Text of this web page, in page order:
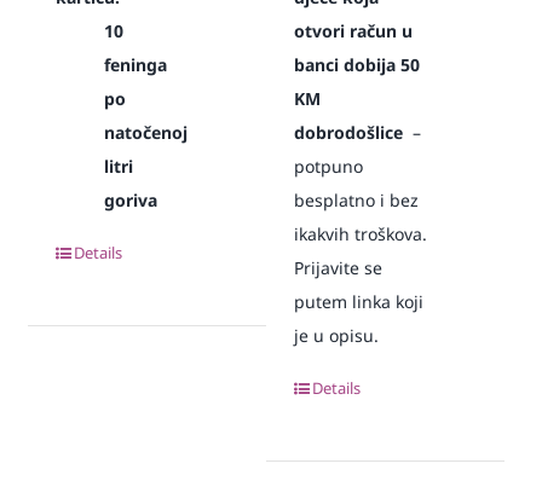
10
feninga
po
natočenoj
litri
goriva
Details
otvori račun u
banci dobija 50
KM
dobrodošlice –
potpuno
besplatno i bez
ikakvih troškova.
Prijavite se
putem linka koji
je u opisu.
Details